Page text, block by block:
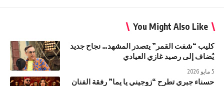
You Might Also Like
كليب “شفت القمر” يتصدر المشهد… نجاح جديد
يُضاف إلى رصيد غازي العيادي
حسناء جبري تطرح “زوجيني يا يما” رفقة الفنان